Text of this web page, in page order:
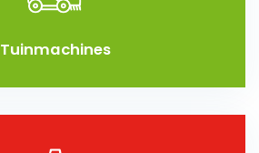
Tuinmachines